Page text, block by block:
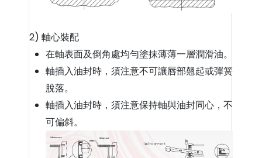
2) 軸心裝配
在軸表面及倒角處均勻塗抹薄薄一層潤滑油。
軸插入油封時，須注意不可讓唇部翹起或彈簧
脫落。
軸插入油封時，須注意保持軸與油封同心，不
可偏斜。